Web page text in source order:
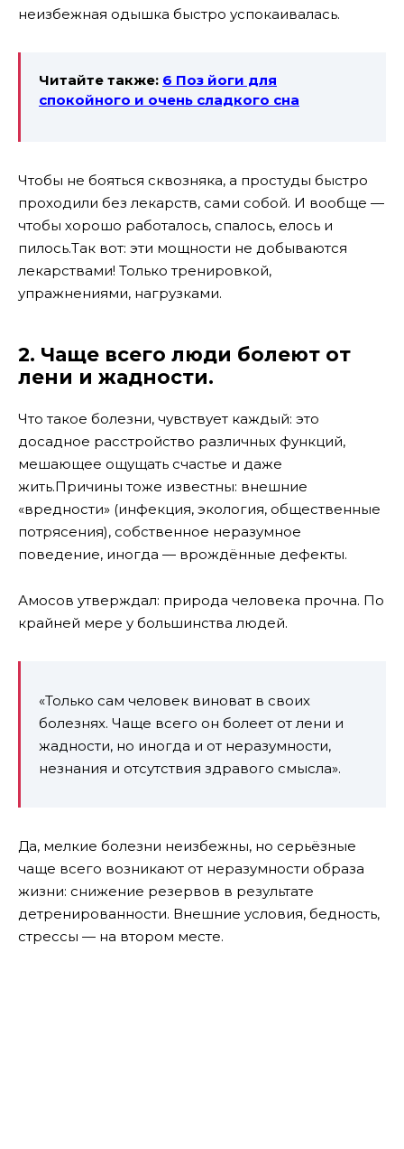
неизбежная одышка быстро успокаивалась.
Читайте также: 6 Поз йоги для
спокойного и очень сладкого сна
Чтобы не бояться сквозняка, а простуды быстро
проходили без лекарств, сами собой. И вообще —
чтобы хорошо работалось, спалось, елось и
пилось.Так вот: эти мощности не добываются
лекарствами! Только тренировкой,
упражнениями, нагрузками.
2. Чаще всего люди болеют от
лени и жадности.
Что такое болезни, чувствует каждый: это
досадное расстройство различных функций,
мешающее ощущать счастье и даже
жить.Причины тоже известны: внешние
«вредности» (инфекция, экология, общественные
потрясения), собственное неразумное
поведение, иногда — врождённые дефекты.
Амосов утверждал: природа человека прочна. По
крайней мере у большинства людей.
«Только сам человек виноват в своих
болезнях. Чаще всего он болеет от лени и
жадности, но иногда и от неразумности,
незнания и отсутствия здравого смысла».
Да, мелкие болезни неизбежны, но серьёзные
чаще всего возникают от неразумности образа
жизни: снижение резервов в результате
детренированности. Внешние условия, бедность,
стрессы — на втором месте.